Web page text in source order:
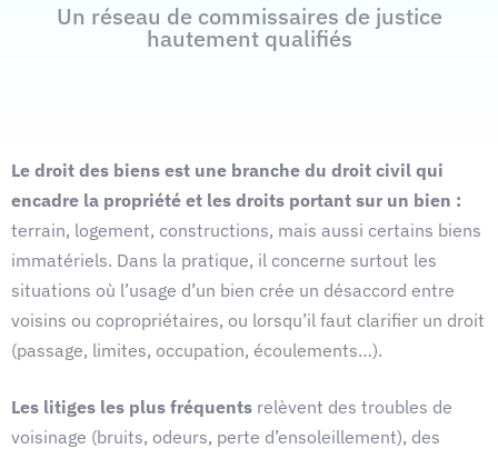
Un réseau de commissaires de justice
hautement qualifiés
Le droit des biens est une branche du droit civil qui
encadre la propriété et les droits portant sur un bien :
terrain, logement, constructions, mais aussi certains biens
immatériels. Dans la pratique, il concerne surtout les
situations où l’usage d’un bien crée un désaccord entre
voisins ou copropriétaires, ou lorsqu’il faut clarifier un droit
(passage, limites, occupation, écoulements…).
Les litiges les plus fréquents relèvent des troubles de
voisinage (bruits, odeurs, perte d’ensoleillement), des